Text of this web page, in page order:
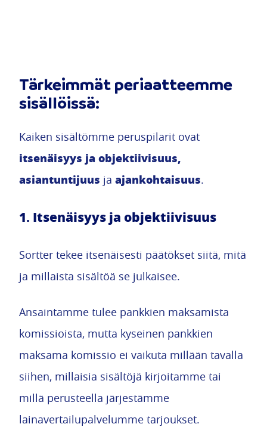
Tärkeimmät periaatteemme
sisällöissä:
Kaiken sisältömme peruspilarit ovat
itsenäisyys ja objektiivisuus,
asiantuntijuus ja ajankohtaisuus.
1. Itsenäisyys ja objektiivisuus
Sortter tekee itsenäisesti päätökset siitä, mitä
ja millaista sisältöä se julkaisee.
Ansaintamme tulee pankkien maksamista
komissioista, mutta kyseinen pankkien
maksama komissio ei vaikuta millään tavalla
siihen, millaisia sisältöjä kirjoitamme tai
millä perusteella järjestämme
lainavertailupalvelumme tarjoukset.